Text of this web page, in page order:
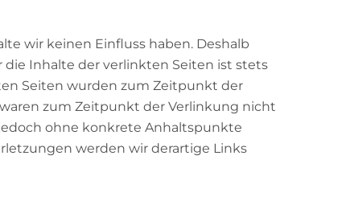
wir keinen Einfluss haben. Deshalb
Inhalte der verlinkten Seiten ist stets
Seiten wurden zum Zeitpunkt der
zum Zeitpunkt der Verlinkung nicht
ohne konkrete Anhaltspunkte
werden wir derartige Links